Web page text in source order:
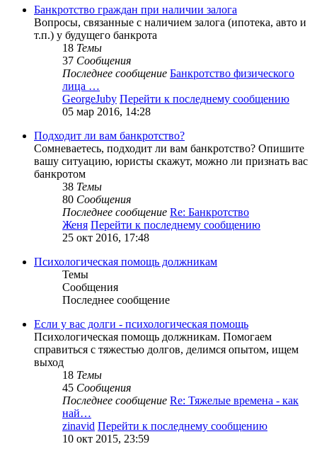
Банкротство граждан при наличии залога
Вопросы, связанные с наличием залога (ипотека, авто и
т.п.) у будущего банкрота
18 Темы
37 Сообщения
Последнее сообщение Банкротство физического
лица …
GeorgeJuby Перейти к последнему сообщению
05 мар 2016, 14:28
Подходит ли вам банкротство?
Сомневаетесь, подходит ли вам банкротство? Опишите
вашу ситуацию, юристы скажут, можно ли признать вас
банкротом
38 Темы
80 Сообщения
Последнее сообщение Re: Банкротство
Женя Перейти к последнему сообщению
25 окт 2016, 17:48
Психологическая помощь должникам
Темы
Сообщения
Последнее сообщение
Если у вас долги - психологическая помощь
Психологическая помощь должникам. Помогаем
справиться с тяжестью долгов, делимся опытом, ищем
выход
18 Темы
45 Сообщения
Последнее сообщение Re: Тяжелые времена - как
най…
zinavid Перейти к последнему сообщению
10 окт 2015, 23:59